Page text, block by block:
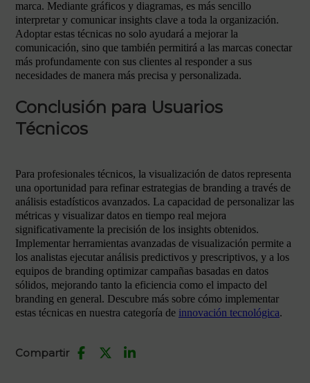
marca. Mediante gráficos y diagramas, es más sencillo
interpretar y comunicar insights clave a toda la organización.
Adoptar estas técnicas no solo ayudará a mejorar la
comunicación, sino que también permitirá a las marcas conectar
más profundamente con sus clientes al responder a sus
necesidades de manera más precisa y personalizada.
Conclusión para Usuarios
Técnicos
Para profesionales técnicos, la visualización de datos representa
una oportunidad para refinar estrategias de branding a través de
análisis estadísticos avanzados. La capacidad de personalizar las
métricas y visualizar datos en tiempo real mejora
significativamente la precisión de los insights obtenidos.
Implementar herramientas avanzadas de visualización permite a
los analistas ejecutar análisis predictivos y prescriptivos, y a los
equipos de branding optimizar campañas basadas en datos
sólidos, mejorando tanto la eficiencia como el impacto del
branding en general. Descubre más sobre cómo implementar
estas técnicas en nuestra categoría de innovación tecnológica.
Compartir